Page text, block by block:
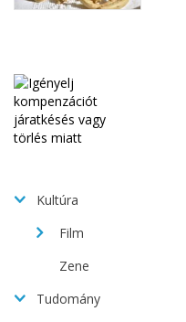
Kultúra
Film
Zene
Tudomány